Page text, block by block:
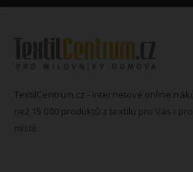
TextilCentrum.cz - internetové online
než 15 000 produktů z textilu pro Vás i
místě.